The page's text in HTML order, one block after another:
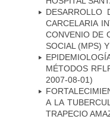
CARCELARIA
CONVENIO DE
SOCIAL (MPS)
MÉTODOS
2007-08-01)
A LA
TRAPECIO